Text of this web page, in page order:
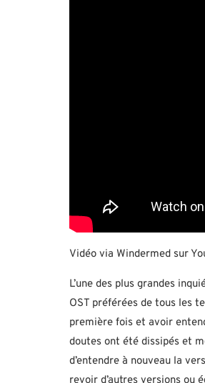
Vidéo via Windermed sur
L’une des plus grandes
OST préférées de tous les
première fois et avoir
doutes ont été dissipés et
d’entendre à nouveau la